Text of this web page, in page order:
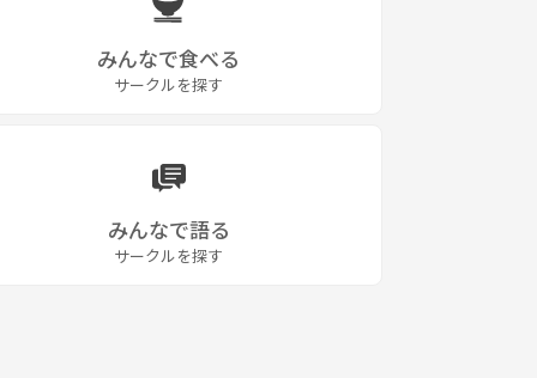
みんなで食べる
サークルを探す
みんなで語る
サークルを探す